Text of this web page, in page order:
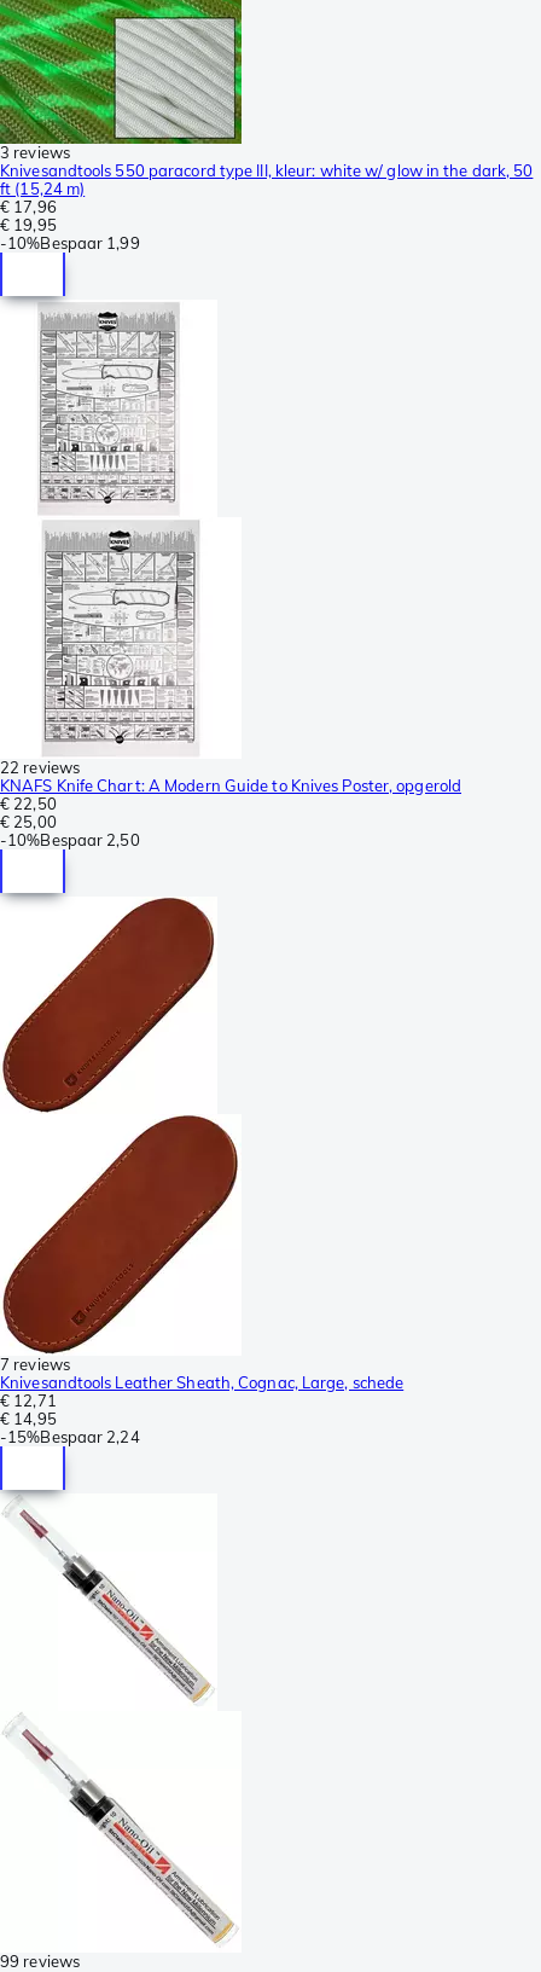
3 reviews
Knivesandtools 550 paracord type III, kleur: white w/ glow in the dark, 50
ft (15,24 m)
€ 17,96
€ 19,95
-10%Bespaar 1,99
22 reviews
KNAFS Knife Chart: A Modern Guide to Knives Poster, opgerold
€ 22,50
€ 25,00
-10%Bespaar 2,50
7 reviews
Knivesandtools Leather Sheath, Cognac, Large, schede
€ 12,71
€ 14,95
-15%Bespaar 2,24
99 reviews